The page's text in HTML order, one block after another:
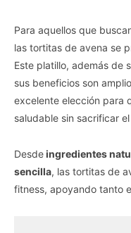
Para aquellos que
las tortitas de avena se
Este platillo, además de
sus beneficios son
excelente elección para
saludable sin sacrificar
Desdeingredientes
sencilla, las tortitas de
fitness, apoyando tanto